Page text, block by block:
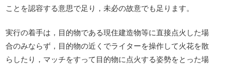
ことを認容する意思で足り，未必の故意でも足ります。
実行の着手は，目的物である現住建造物等に直接点火した場
合のみならず，目的物の近くでライターを操作して火花を散
らしたり，マッチをすって目的物に点火する姿勢をとった場